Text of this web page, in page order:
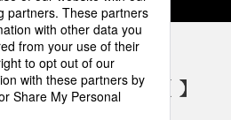
気設備 SNSアカウント